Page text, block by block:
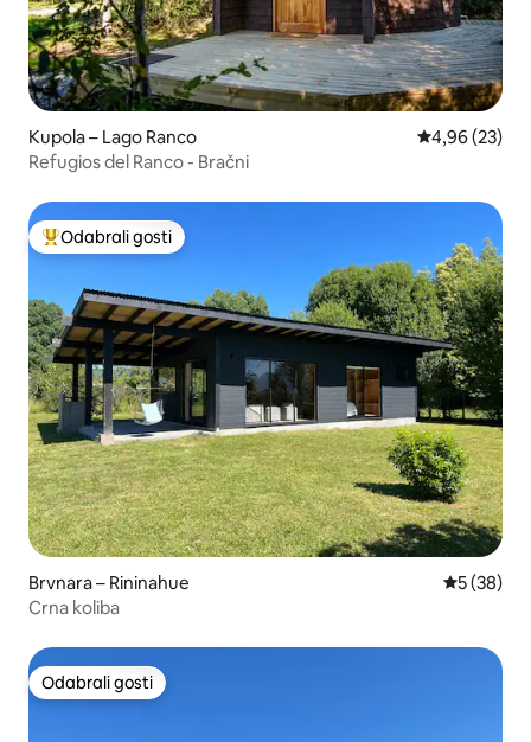
Kupola – Lago Ranco Prosječna
4,96 (23)
Refugios del Ranco - Bračni
Među najviše rangiranima s oznakom „Odabrali gosti”
Odabrali gosti
Brvnara – Rininahue Prosječna
5 (38)
Crna koliba
Odabrali gosti
Odabrali gosti